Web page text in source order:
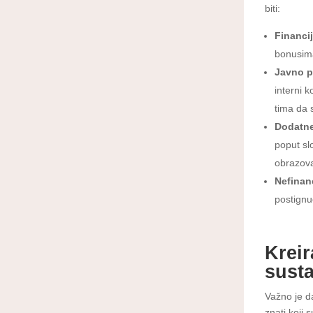
biti:
Javno
interni
tima da
poput
Važno je